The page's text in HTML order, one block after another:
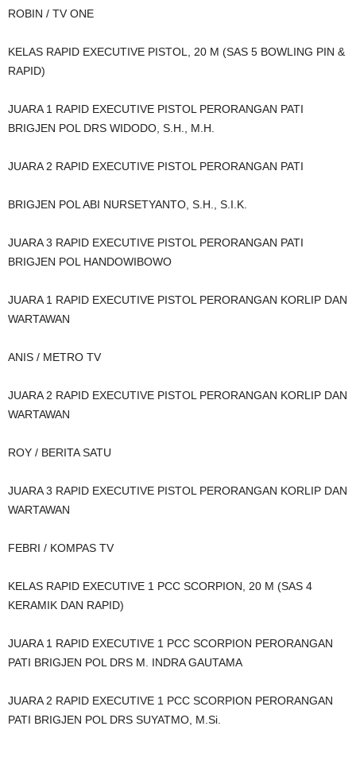
ROBIN / TV ONE
KELAS RAPID EXECUTIVE PISTOL, 20 M (SAS 5 BOWLING PIN &
RAPID)
JUARA 1 RAPID EXECUTIVE PISTOL PERORANGAN PATI
BRIGJEN POL DRS WIDODO, S.H., M.H.
JUARA 2 RAPID EXECUTIVE PISTOL PERORANGAN PATI
BRIGJEN POL ABI NURSETYANTO, S.H., S.I.K.
JUARA 3 RAPID EXECUTIVE PISTOL PERORANGAN PATI
BRIGJEN POL HANDOWIBOWO
JUARA 1 RAPID EXECUTIVE PISTOL PERORANGAN KORLIP DAN
WARTAWAN
ANIS / METRO TV
JUARA 2 RAPID EXECUTIVE PISTOL PERORANGAN KORLIP DAN
WARTAWAN
ROY / BERITA SATU
JUARA 3 RAPID EXECUTIVE PISTOL PERORANGAN KORLIP DAN
WARTAWAN
FEBRI / KOMPAS TV
KELAS RAPID EXECUTIVE 1 PCC SCORPION, 20 M (SAS 4
KERAMIK DAN RAPID)
JUARA 1 RAPID EXECUTIVE 1 PCC SCORPION PERORANGAN
PATI BRIGJEN POL DRS M. INDRA GAUTAMA
JUARA 2 RAPID EXECUTIVE 1 PCC SCORPION PERORANGAN
PATI BRIGJEN POL DRS SUYATMO, M.Si.